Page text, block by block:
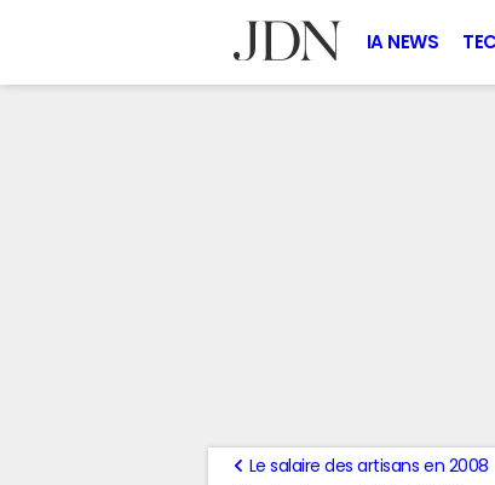
IA NEWS
Le salaire des artisans en 2008